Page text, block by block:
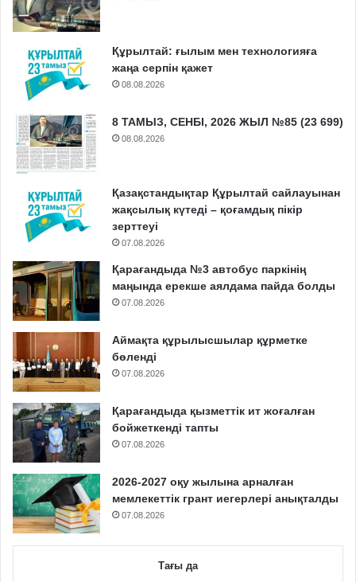
Құрылтай: ғылым мен технологияға
жаңа серпін қажет
08.08.2026
8 ТАМЫЗ, СЕНБІ, 2026 ЖЫЛ №85 (23 699)
08.08.2026
Қазақстандықтар Құрылтай сайлауынан
жақсылық күтеді – қоғамдық пікір
зерттеуі
07.08.2026
Қарағандыда №3 автобус паркінің
маңында ерекше аялдама пайда болды
07.08.2026
Аймақта құрылысшылар құрметке
бөленді
07.08.2026
Қарағандыда қызметтік ит жоғалған
бойжеткенді тапты
07.08.2026
2026-2027 оқу жылына арналған
мемлекеттік грант иегерлері анықталды
07.08.2026
Тағы да